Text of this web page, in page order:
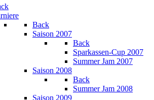
Back
Saison 2007
Back
Sparkassen-Cup 2007
Summer Jam 2007
Saison 2008
Back
Summer Jam 2008
Saison 2009